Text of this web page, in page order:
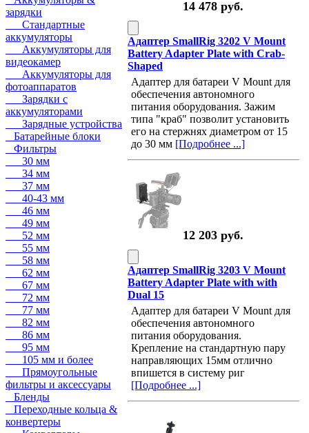
зарядки
Стандартные
аккумуляторы
Аккумуляторы для
видеокамер
Аккумуляторы для
фотоаппаратов
Зарядки с
аккумуляторами
Зарядные устройства
Батарейные блоки
Фильтры
30 мм
34 мм
37 мм
40-43 мм
46 мм
49 мм
52 мм
55 мм
58 мм
62 мм
67 мм
72 мм
77 мм
82 мм
86 мм
95 мм
105 мм и более
Прямоугольные
фильтры и аксессуары
Бленды
Переходные кольца &
конвертеры
14 478 руб.
Адаптер SmallRig 3202 V Mount
Battery Adapter Plate with Crab-
Shaped
Адаптер для батареи V Mount для
обеспечения автономного
питания оборудования. Зажим
типа "краб" позволит установить
его на стержнях диаметром от 15
до 30 мм [Подробнее ...]
12 203 руб.
Адаптер SmallRig 3203 V Mount
Battery Adapter Plate with with
Dual 15
Адаптер для батареи V Mount для
обеспечения автономного
питания оборудования.
Крепление на стандартную пару
направляющих 15мм отлично
впишется в систему риг
[Подробнее ...]